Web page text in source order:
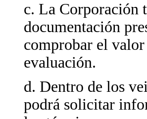
c. La Corporación
documentación
comprobar el
evaluación.
d. Dentro de los
podrá solicitar